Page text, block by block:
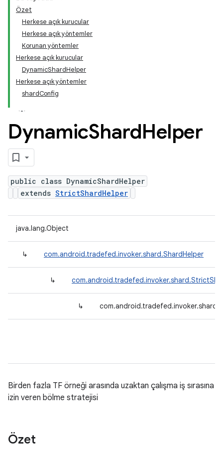
Özet
Herkese açık kurucular
Herkese açık yöntemler
Korunan yöntemler
Herkese açık kurucular
DynamicShardHelper
Herkese açık yöntemler
shardConfig
DynamicShardHelper
public class DynamicShardHelper
extends StrictShardHelper
java.lang.Object
↳ com.android.tradefed.invoker.shard.ShardHelper
↳
↳
Birden fazla TF örneği arasında uzaktan çalışma iş sırasına
izin veren bölme stratejisi
Özet